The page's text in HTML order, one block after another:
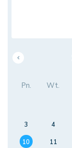
Pn. Wt.
3
4
10
11